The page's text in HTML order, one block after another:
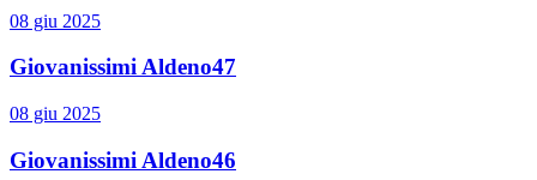
08 giu 2025
Giovanissimi Aldeno47
08 giu 2025
Giovanissimi Aldeno46